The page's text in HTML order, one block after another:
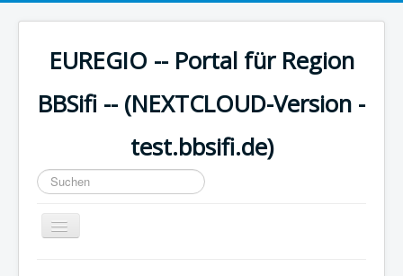
EUREGIO -- Portal für Region
BBSifi -- (NEXTCLOUD-Version -
test.bbsifi.de)
Suchen
...
Navigation
an/aus